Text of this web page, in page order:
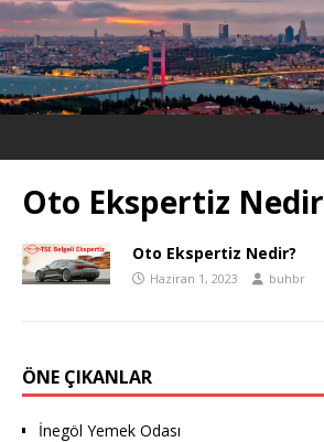
Oto Ekspertiz Nedir
Oto Ekspertiz Nedir?
Haziran 1, 2023 buhbr
ÖNE ÇIKANLAR
İnegöl Yemek Odası